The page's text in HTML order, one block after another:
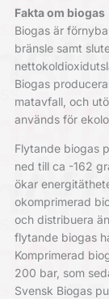
Fakta om biogas
Biogas är
bränsle samt
Biogas
matavfall, och
används för
Flytande biogas
ned till ca -162
ökar
okomprimerad
och distribuera
flytande biogas
Komprimerad
200 bar, som
Svensk Biogas